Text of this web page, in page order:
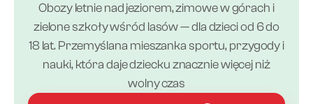
Obozy letnie nad jeziorem, zimowe w górach i
zielone szkoły wśród lasów — dla dzieci od 6 do
18 lat. Przemyślana mieszanka sportu, przygody i
nauki, która daje dziecku znacznie więcej niż
wolny czas